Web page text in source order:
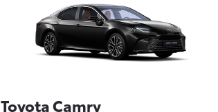
Toyota Camry